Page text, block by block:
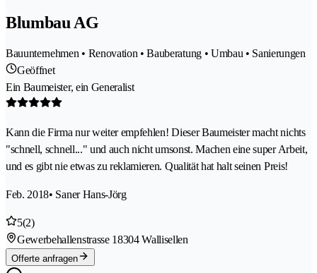
Blumbau AG
Bauunternehmen • Renovation • Bauberatung • Umbau • Sanierungen
Geöffnet
Ein Baumeister, ein Generalist
Kann die Firma nur weiter empfehlen! Dieser Baumeister macht nichts
"schnell, schnell..." und auch nicht umsonst. Machen eine super Arbeit,
und es gibt nie etwas zu reklamieren. Qualität hat halt seinen Preis!
Feb. 2018• Saner Hans-Jörg
5(2)
Gewerbehallenstrasse 18304 Wallisellen
Offerte anfragen